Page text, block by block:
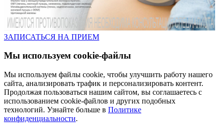
ЗАПИСАТЬСЯ НА ПРИЕМ
Мы используем cookie-файлы
Мы используем файлы cookie, чтобы улучшить работу нашего
сайта, анализировать трафик и персонализировать контент.
Продолжая пользоваться нашим сайтом, вы соглашаетесь с
использованием cookie-файлов и других подобных
технологий. Узнайте больше в Политике
конфиденциальности.